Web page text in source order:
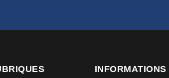
INFORMATIONS